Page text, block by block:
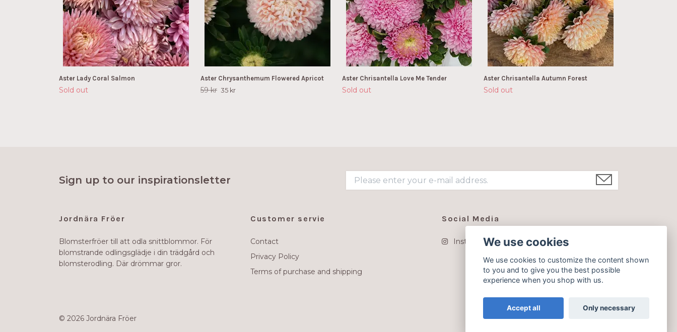
Aster Lady Coral Salmon
Sold out
Aster Chrysanthemum Flowered Apricot
59 kr 35 kr
Aster Chrisantella Love Me Tender
Sold out
Aster Chrisantella Autumn Forest
Sold out
Sign up to our inspirationsletter
Jordnära Fröer
Blomsterfröer till att odla snittblommor. För
blomstrande odlingsglädje i din trädgård och
blomsterodling. Där drömmar gror.
Customer servie
Contact
Privacy Policy
Terms of purchase and shipping
Social Media
Instagram
© 2026 Jordnära Fröer
We use cookies
We use cookies to customize the content shown
to you and to give you the best possible
experience when you shop with us.
Accept all Only necessary